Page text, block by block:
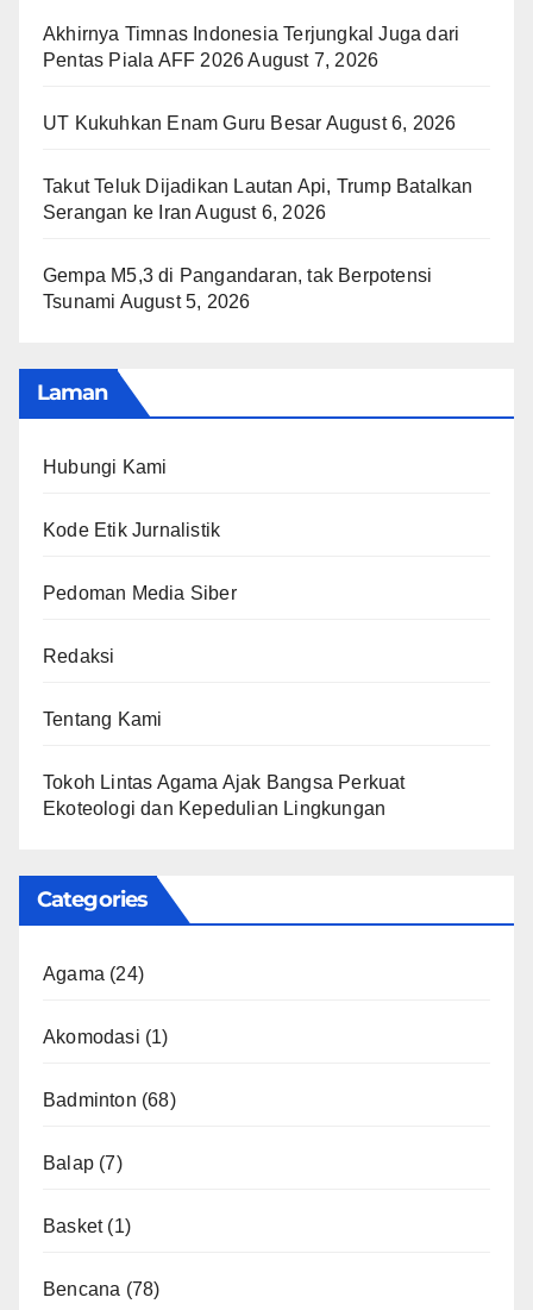
Akhirnya Timnas Indonesia Terjungkal Juga dari
Pentas Piala AFF 2026 August 7, 2026
UT Kukuhkan Enam Guru Besar August 6, 2026
Takut Teluk Dijadikan Lautan Api, Trump Batalkan
Serangan ke Iran August 6, 2026
Gempa M5,3 di Pangandaran, tak Berpotensi
Tsunami August 5, 2026
Laman
Hubungi Kami
Kode Etik Jurnalistik
Pedoman Media Siber
Redaksi
Tentang Kami
Tokoh Lintas Agama Ajak Bangsa Perkuat
Ekoteologi dan Kepedulian Lingkungan
Categories
Agama (24)
Akomodasi (1)
Badminton (68)
Balap (7)
Basket(1)
Bencana (78)